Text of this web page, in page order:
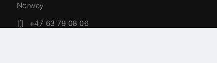
Norway
+47 63 79 08 06